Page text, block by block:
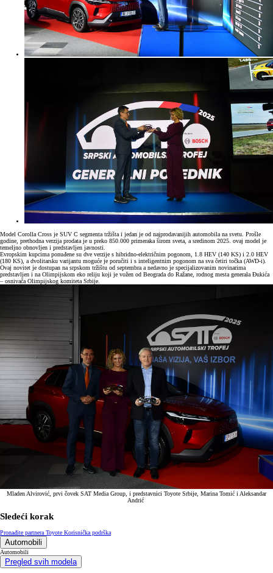
Model Corolla Cross je SUV C segmenta tržišta i jedan je od najprodavanijih automobila na svetu. Prošle
godine, prethodna verzija prodata je u preko 850.000 primeraka širom sveta, a sredinom 2025. ovaj model je
temeljno obnovljen i predstavljen javnosti.
Evropskim kupcima ponuđene su dve verzije s hibridno-električnim pogonom, 1.8 HEV (140 KS) i 2.0 HEV
(180 KS), a dvolitarsku varijantu moguće je poručiti i s inteligentnim pogonom na sva četiri točka (AWD-i).
Ovaj novitet je dostupan na srpskom tržištu od septembra a nedavno je specijalizovanim novinarima
predstavljen i na Olimpijskom eko reliju koji je vožen od Beograda do Ražane, rodnog mesta generala Đukića
– osnivača Olimpijskog komiteta Srbije.
Mladen Alvirović, prvi čovek SAT Media Group, i predstavnici Toyote Srbije, Marina Tomić i Aleksandar
Andrić
Sledeći korak
Pronađite partnera Toyote Korisnička podrška
Automobili
Automobili
Pregled svih modela